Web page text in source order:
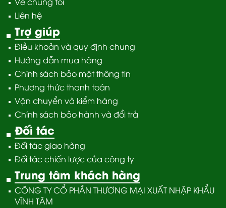
Liên hệ
Trợ giúp
Điều khoản và quy định chung
Hướng dẫn mua hàng
Chính sách bảo mật thông tin
Phương thức thanh toán
Vận chuyển và kiểm hàng
Chính sách bảo hành và đổi trả
Đối tác
Đối tác giao hàng
Đối tác chiến lược của công ty
Trung tâm khách hàng
CÔNG TY CỔ PHẦN THƯƠNG MẠI XUẤT NHẬP KHẨU
VĨNH TÂM